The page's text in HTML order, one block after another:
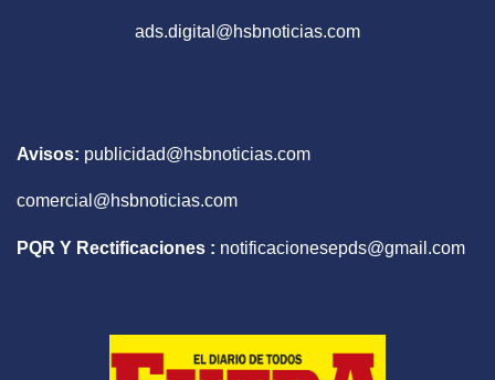
ads.digital@hsbnoticias.com
Avisos: publicidad@hsbnoticias.com
comercial@hsbnoticias.com
PQR Y Rectificaciones : notificacionesepds@gmail.com